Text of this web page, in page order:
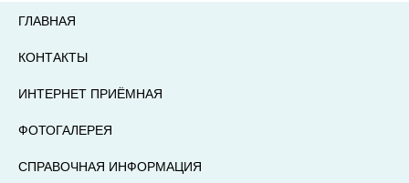
ГЛАВНАЯ
КОНТАКТЫ
ИНТЕРНЕТ ПРИЁМНАЯ
ФОТОГАЛЕРЕЯ
СПРАВОЧНАЯ ИНФОРМАЦИЯ